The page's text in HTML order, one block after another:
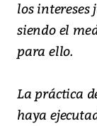
los intereses
siendo el
para ello.
La práctica
haya